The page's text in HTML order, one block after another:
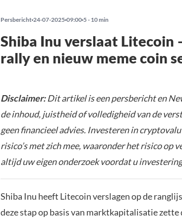
Persbericht 24-07-2025 09:00 5 - 10 min
Shiba Inu verslaat Litecoin
rally en nieuw meme coin
Disclaimer:Dit artikel is een persbericht en
de inhoud, juistheid of volledigheid van de
geen financieel advies. Investeren in
risico’s met zich mee, waaronder het risico op
altijd uw eigen onderzoek voordat u
Shiba Inu heeft Litecoin verslagen op de
deze stap op basis van marktkapitalisatie zette